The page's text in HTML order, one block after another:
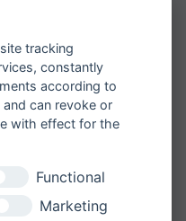
anmelden
Angebote und
zu unseren
Newsletter
wir Ihre
unserer
tracking
constantly
according to
can revoke or
with effect for the
Functional
Marketing